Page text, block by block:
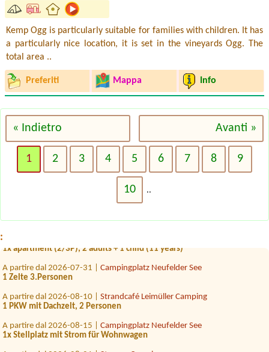
Kemp Ogg is particularly suitable for families with children. It has
a particularly nice location, it is set in the vineyards Ogg. The
total area ..
Preferiti Mappa Info
« Indietro Avanti »
1 2 3 4 5 6 7 8 9
10 ..
:
Seepension & Camping Nußbaumer KG
1x apartment (2/3P), 2 adults + 1 child (11 years)
A partire dal 2026-07-31 | Campingplatz Neufelder See
1 Zelte 3.Personen
A partire dal 2026-08-10 | Strandcafé Leimüller Camping
1 PKW mit Dachzelt, 2 Personen
A partire dal 2026-08-15 | Campingplatz Neufelder See
1x Stellplatz mit Strom für Wohnwagen